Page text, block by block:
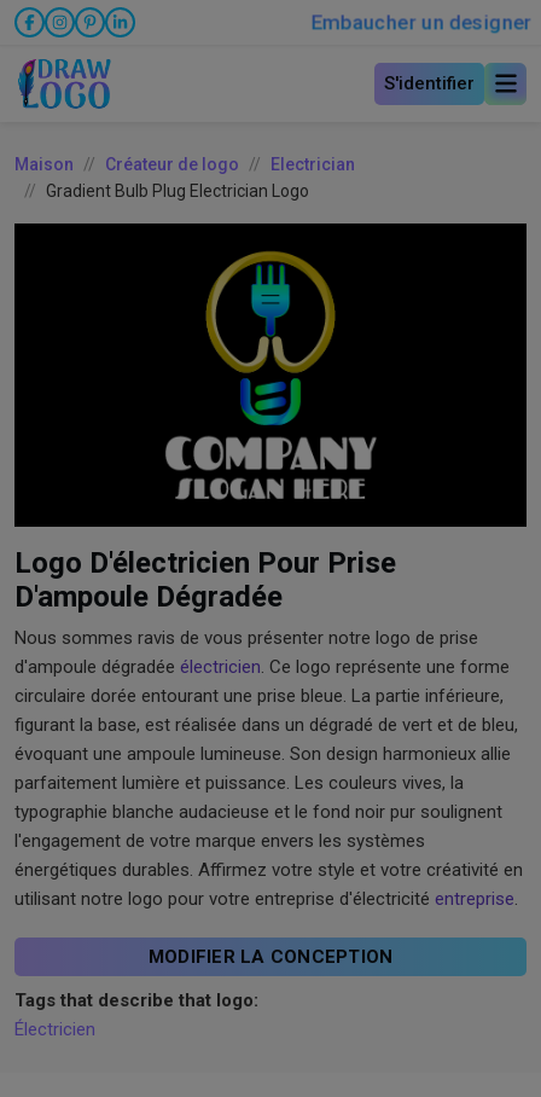
Embaucher un designer
S'identifier
Maison Créateur de logo
Electrician
Gradient Bulb Plug Electrician Logo
Logo D'électricien Pour Prise
D'ampoule Dégradée
Nous sommes ravis de vous présenter notre logo de prise
d'ampoule dégradée électricien. Ce logo représente une forme
circulaire dorée entourant une prise bleue. La partie inférieure,
figurant la base, est réalisée dans un dégradé de vert et de bleu,
évoquant une ampoule lumineuse. Son design harmonieux allie
parfaitement lumière et puissance. Les couleurs vives, la
typographie blanche audacieuse et le fond noir pur soulignent
l'engagement de votre marque envers les systèmes
énergétiques durables. Affirmez votre style et votre créativité en
utilisant notre logo pour votre entreprise d'électricité entreprise.
MODIFIER LA CONCEPTION
Tags that describe that logo:
Électricien